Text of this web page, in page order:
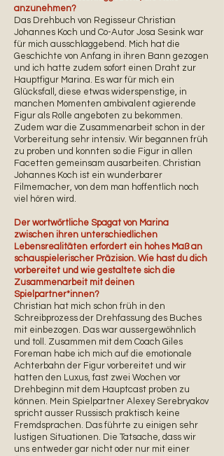
anzunehmen?
Das Drehbuch von Regisseur Christian
Johannes Koch und Co-Autor Josa Sesink war
für mich ausschlaggebend. Mich hat die
Geschichte von Anfang in ihren Bann gezogen
und ich hatte zudem sofort einen Draht zur
Hauptfigur Marina. Es war für mich ein
Glücksfall, diese etwas widerspenstige, in
manchen Momenten ambivalent agierende
Figur als Rolle angeboten zu bekommen.
Zudem war die Zusammenarbeit schon in der
Vorbereitung sehr intensiv. Wir begannen früh
zu proben und konnten so die Figur in allen
Facetten gemeinsam ausarbeiten. Christian
Johannes Koch ist ein wunderbarer
Filmemacher, von dem man hoffentlich noch
viel hören wird.
Der wortwörtliche Spagat von Marina
zwischen ihren unterschiedlichen
Lebensrealitäten erfordert ein hohes Maß an
schauspielerischer Präzision. Wie hast du dich
vorbereitet und wie gestaltete sich die
Zusammenarbeit mit deinen
Spielpartner*innen?
Christian hat mich schon früh in den
Schreibprozess der Drehfassung des Buches
mit einbezogen. Das war aussergewöhnlich
und toll. Zusammen mit dem Coach Giles
Foreman habe ich mich auf die emotionale
Achterbahn der Figur vorbereitet und wir
hatten den Luxus, fast zwei Wochen vor
Drehbeginn mit dem Hauptcast proben zu
können. Mein Spielpartner Alexey Serebryakov
spricht ausser Russisch praktisch keine
Fremdsprachen. Das führte zu einigen sehr
lustigen Situationen. Die Tatsache, dass wir
uns entweder gar nicht oder nur mit einer